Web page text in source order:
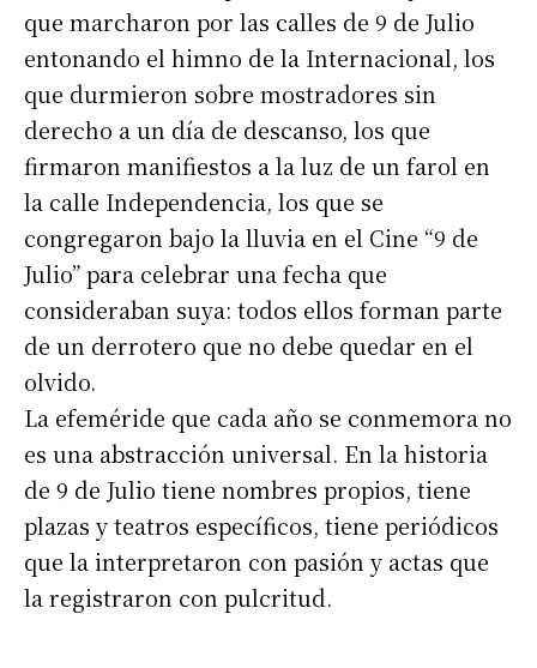
que marcharon por las calles de 9 de Julio
entonando el himno de la Internacional, los
que durmieron sobre mostradores sin
derecho a un día de descanso, los que
firmaron manifiestos a la luz de un farol en
la calle Independencia, los que se
congregaron bajo la lluvia en el Cine “9 de
Julio” para celebrar una fecha que
consideraban suya: todos ellos forman parte
de un derrotero que no debe quedar en el
olvido.
La efeméride que cada año se conmemora no
es una abstracción universal. En la historia
de 9 de Julio tiene nombres propios, tiene
plazas y teatros específicos, tiene periódicos
que la interpretaron con pasión y actas que
la registraron con pulcritud.